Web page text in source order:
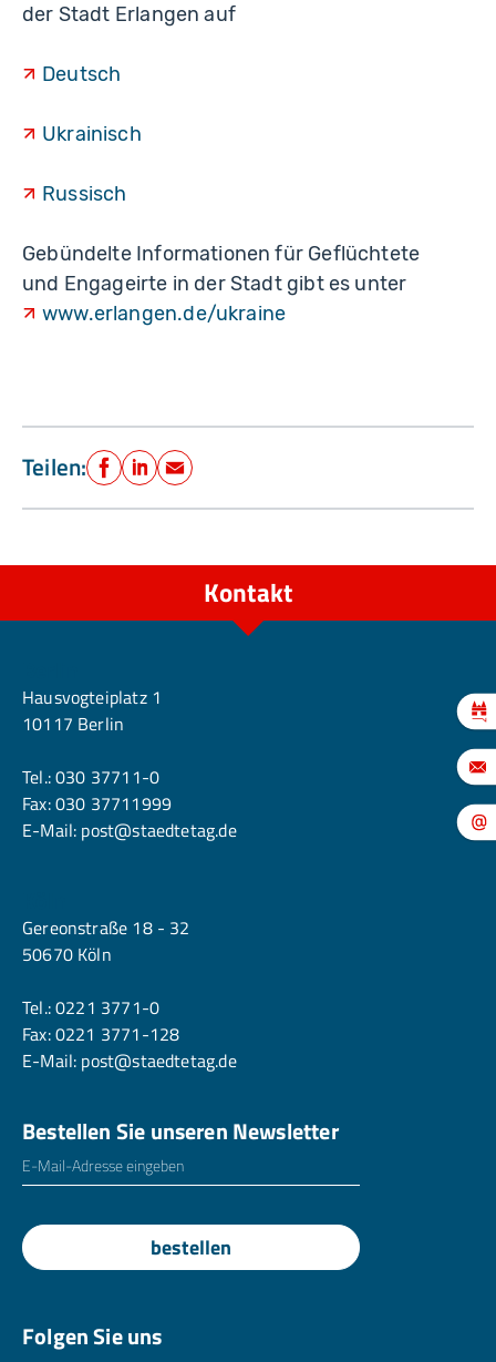
der Stadt Erlangen auf
Deutsch
Ukrainisch
Russisch
Gebündelte Informationen für Geflüchtete
und Engageirte in der Stadt gibt es unter
www.erlangen.de/ukraine
Teilen: Facebook
LinkedIn
E-Mail
Kontakt
Hausvogteiplatz 1
10117 Berlin
Tel.:030 37711-0
Fax: 030 37711999
E-Mail: post@staedtetag.de
Gereonstraße 18 - 32
50670 Köln
Tel.:0221 3771-0
Fax: 0221 3771-128
E-Mail: post@staedtetag.de
Bestellen Sie unseren Newsletter
E-Mailadresse
bestellen
Folgen Sie uns